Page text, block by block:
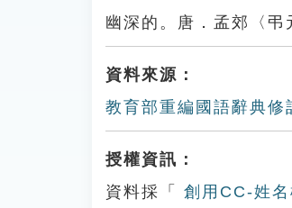
幽深的。唐．孟郊〈弔
資料來源：
教育部重編國語辭典修
授權資訊：
資料採「
創用CC-姓